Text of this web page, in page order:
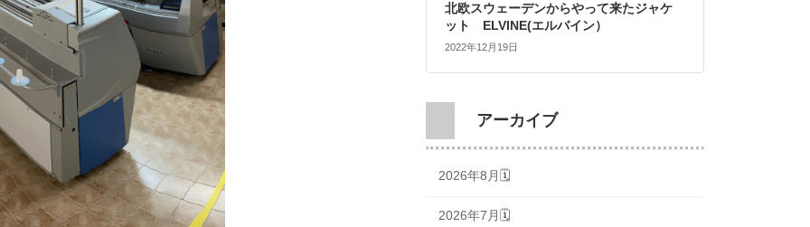
北欧スウェーデンからやって来たジャケ
ット ELVINE(エルバイン）
2022年12月19日
アーカイブ
2026年8月🗓
2026年7月🗓